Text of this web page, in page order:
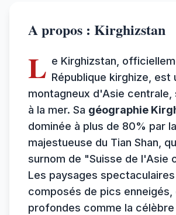
A propos : Kirghizstan
L e Kirghizstan,
République kirghize, est
montagneux d'Asie centrale,
à la mer. Sa géographie
dominée à plus de 80% par
majestueuse du Tian Shan,
surnom de "Suisse de l'Asie
Les paysages
composés de pics enneigés,
profondes comme la célèbre